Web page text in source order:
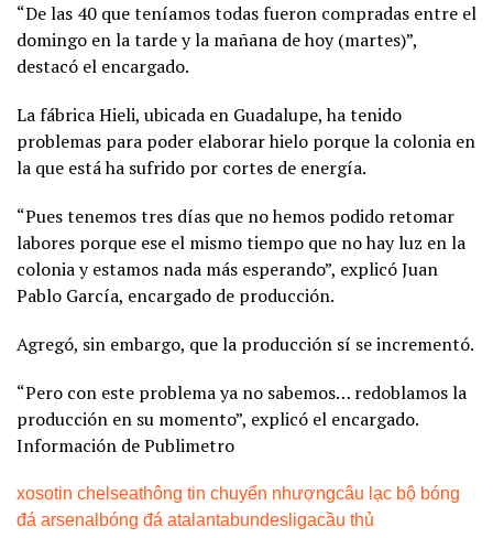
“De las 40 que teníamos todas fueron compradas entre el
domingo en la tarde y la mañana de hoy (martes)”,
destacó el encargado.
La fábrica Hieli, ubicada en Guadalupe, ha tenido
problemas para poder elaborar hielo porque la colonia en
la que está ha sufrido por cortes de energía.
“Pues tenemos tres días que no hemos podido retomar
labores porque ese el mismo tiempo que no hay luz en la
colonia y estamos nada más esperando”, explicó Juan
Pablo García, encargado de producción.
Agregó, sin embargo, que la producción sí se incrementó.
“Pero con este problema ya no sabemos… redoblamos la
producción en su momento”, explicó el encargado.
Información de Publimetro
xosotin chelseathông tin chuyển nhượngcâu lạc bộ bóng
đá arsenal bóng đá atalantabundesligacầu thủ